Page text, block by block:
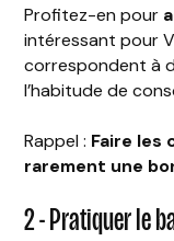
Profitez-en pour
intéressant pour
correspondent à
l’habitude de
Rappel : Faire les
rarement une
2 - Pratiquer le